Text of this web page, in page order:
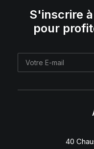
S'inscrire
pour
40